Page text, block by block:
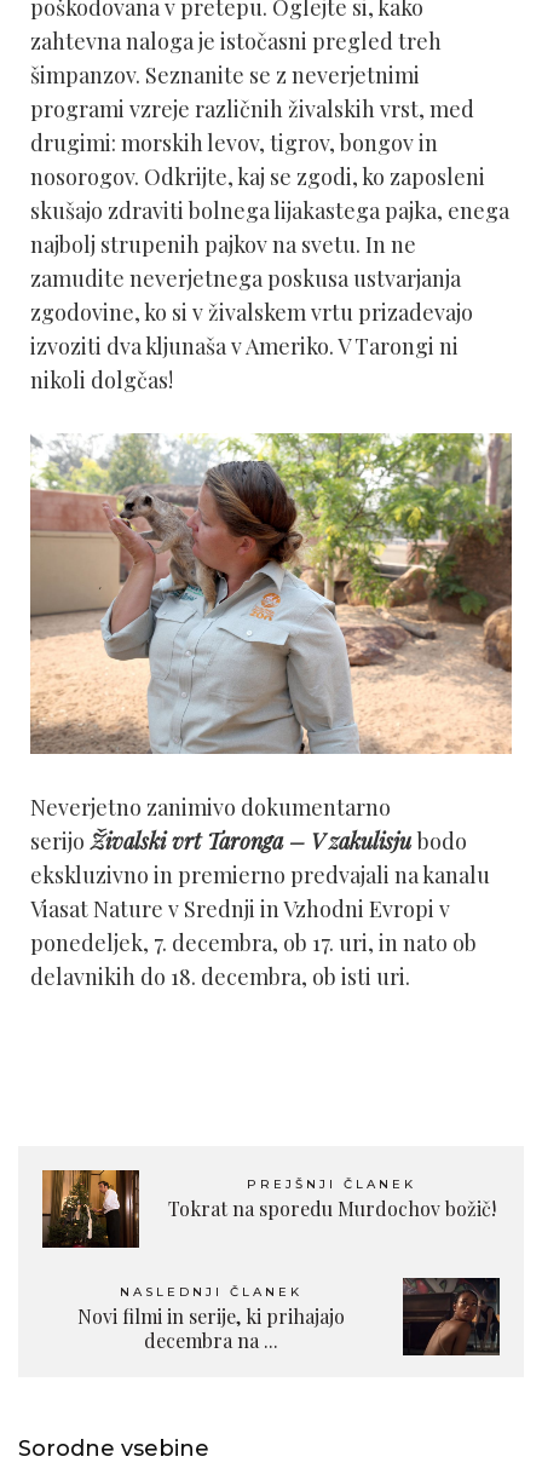
poškodovana v pretepu. Oglejte si, kako
zahtevna naloga je istočasni pregled treh
šimpanzov. Seznanite se z neverjetnimi
programi vzreje različnih živalskih vrst, med
drugimi: morskih levov, tigrov, bongov in
nosorogov. Odkrijte, kaj se zgodi, ko zaposleni
skušajo zdraviti bolnega lijakastega pajka, enega
najbolj strupenih pajkov na svetu. In ne
zamudite neverjetnega poskusa ustvarjanja
zgodovine, ko si v živalskem vrtu prizadevajo
izvoziti dva kljunaša v Ameriko. V Tarongi ni
nikoli dolgčas!
Neverjetno zanimivo dokumentarno
serijo Živalski vrt Taronga – V zakulisjubodo
ekskluzivno in premierno predvajali na kanalu
Viasat Nature v Srednji in Vzhodni Evropi v
ponedeljek, 7. decembra, ob 17. uri, in nato ob
delavnikih do 18. decembra, ob isti uri.
PREJŠNJI ČLANEK
Tokrat na sporedu Murdochov božič!
NASLEDNJI ČLANEK
Novi filmi in serije, ki prihajajo
decembra na ...
Sorodne vsebine